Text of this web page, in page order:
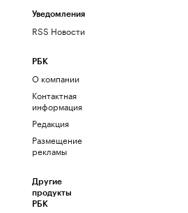
Уведомления
RSS Новости
РБК
О компании
Контактная
информация
Редакция
Размещение
рекламы
Другие
продукты
РБК